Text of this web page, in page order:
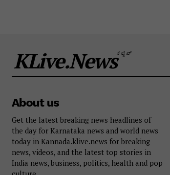
KLive.Newsಕೆಲೈವ್
About us
Get the latest breaking news headlines of
the day for Karnataka news and world news
today in Kannada.klive.news for breaking
news, videos, and the latest top stories in
India news, business, politics, health and pop